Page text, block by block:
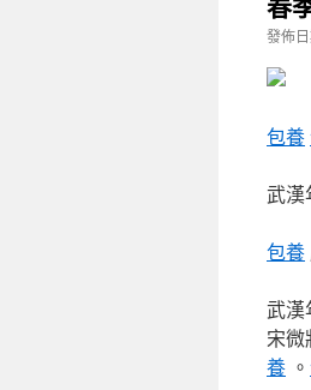
發佈
包養
武漢
包養
武漢
宋微
養 。